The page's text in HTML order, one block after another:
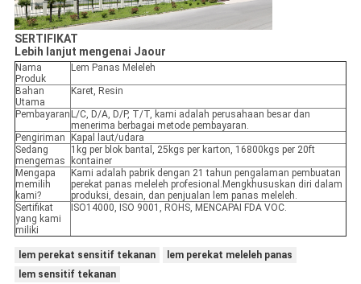
SERTIFIKAT
Lebih lanjut mengenai Jaour
Nama
Produk
Lem Panas Meleleh
Bahan
Utama
Karet, Resin
Pembayaran L/C, D/A, D/P, T/T, kami adalah perusahaan besar dan
menerima berbagai metode pembayaran.
Pengiriman
Kapal laut/udara
Sedang
mengemas
1kg per blok bantal, 25kgs per karton, 16800kgs per 20ft
kontainer
Mengapa
memilih
kami?
Kami adalah pabrik dengan 21 tahun pengalaman pembuatan
perekat panas meleleh profesional.Mengkhususkan diri dalam
produksi, desain, dan penjualan lem panas meleleh.
Sertifikat
yang kami
miliki
ISO14000, ISO 9001, ROHS, MENCAPAI FDA VOC.
lem perekat sensitif tekanan
lem perekat meleleh panas
lem sensitif tekanan